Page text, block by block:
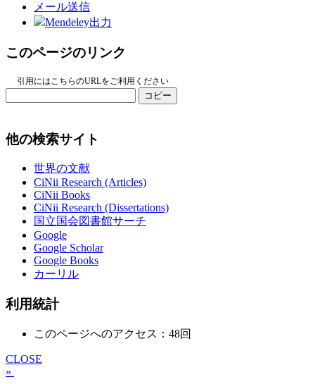
メール送信
Mendeley出力
このページのリンク
引用にはこちらのURLをご利用ください
コピー
他の検索サイト
世界の文献
CiNii Research (Articles)
CiNii Books
CiNii Research (Dissertations)
国立国会図書館サーチ
Google
Google Scholar
Google Books
カーリル
利用統計
このページへのアクセス：48回
CLOSE
»